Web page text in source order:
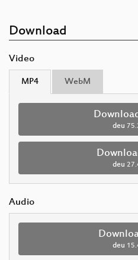
Download
Video
MP4 WebM
deu
deu
Audio
deu